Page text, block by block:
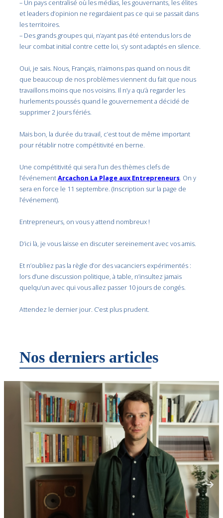
– Un pays centralisé où les médias, les gouvernants, les élites
et leaders d’opinion ne regardaient pas ce qui se passait dans
les territoires.
– Des grands groupes qui, n’ayant pas été entendus lors de
leur combat initial contre cette loi, s’y sont adaptés en silence.
Oui, je sais. Nous, Français, n’aimons pas quand on nous dit
que beaucoup de nos problèmes viennent du fait que nous
travaillons moins que nos voisins. Il n’y a qu’à regarder les
hurlements poussés quand le gouvernement a décidé de
supprimer 2 jours fériés.
Mais bon, la durée du travail, c’est tout de même important
pour rétablir notre compétitivité en berne.
Une compétitivité qui sera l’un des thèmes clefs de
l’événementArcachon La Plage aux Entrepreneurs. On y
sera en force le 11 septembre. (Inscription sur la page de
l’événement).
Entrepreneurs, on vous y attend nombreux !
D’ici là, je vous laisse en discuter sereinement avec vos amis.
Et n’oubliez pas la règle d’or des vacanciers expérimentés :
lors d’une discussion politique, à table, n’insultez jamais
quelqu’un avec qui vous allez passer 10 jours de congés.
Attendez le dernier jour. C’est plus prudent.
Nos derniers articles